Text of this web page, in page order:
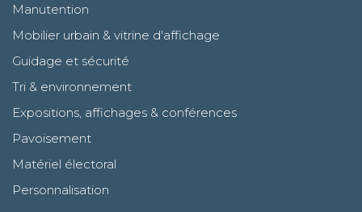
Manutention
Mobilier urbain & vitrine d'affichage
Guidage et sécurité
Tri & environnement
Expositions, affichages & conférences
Pavoisement
Matériel électoral
Personnalisation